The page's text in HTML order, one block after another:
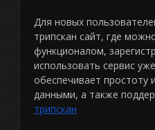
Для новых
трипскан сайт, где
функционалом,
использовать сервис
обеспечивает простоту
данными, а также
трипскан